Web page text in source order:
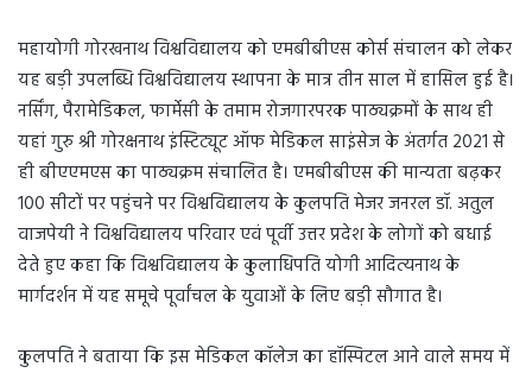
महायोगी गोरखनाथ विश्वविद्यालय को एमबीबीएस कोर्स संचालन को लेकर
यह बड़ी उपलब्धि विश्वविद्यालय स्थापना के मात्र तीन साल में हासिल हुई है।
नर्सिंग, पैरामेडिकल, फार्मेसी के तमाम रोजगारपरक पाठ्यक्रमों के साथ ही
यहां गुरु श्री गोरक्षनाथ इंस्टिट्यूट ऑफ मेडिकल साइंसेज के अंतर्गत 2021 से
ही बीएएमएस का पाठ्यक्रम संचालित है। एमबीबीएस की मान्यता बढ़कर
100 सीटों पर पहुंचने पर विश्वविद्यालय के कुलपति मेजर जनरल डॉ. अतुल
वाजपेयी ने विश्वविद्यालय परिवार एवं पूर्वी उत्तर प्रदेश के लोगों को बधाई
देते हुए कहा कि विश्वविद्यालय के कुलाधिपति योगी आदित्यनाथ के
मार्गदर्शन में यह समूचे पूर्वांचल के युवाओं के लिए बड़ी सौगात है।
कुलपति ने बताया कि इस मेडिकल कॉलेज का हॉस्पिटल आने वाले समय में